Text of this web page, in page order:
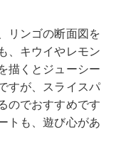
リンゴの断面図を
、キウイやレモン
描くとジューシー
すが、スライスパ
のでおすすめです
トも、遊び心があ